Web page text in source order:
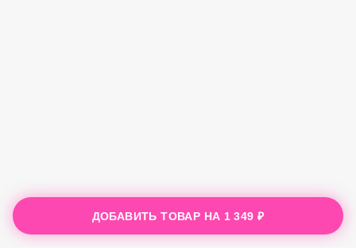
ДОБАВИТЬ ТОВАР НА 1 349 ₽